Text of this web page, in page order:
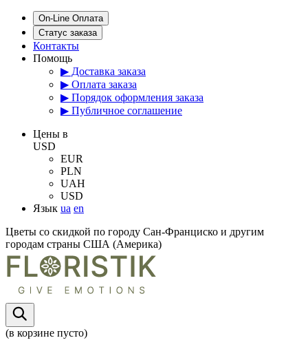
On-Line Оплата
Статус заказа
Контакты
Помощь
▶ Доставка заказа
▶ Оплата заказа
▶ Порядок оформления заказа
▶ Публичное соглашение
Цены в
USD
EUR
PLN
UAH
USD
Язык ua en
Цветы со скидкой по городу Сан-Франциско и другим
городам страны США (Америка)
(в корзине пусто)